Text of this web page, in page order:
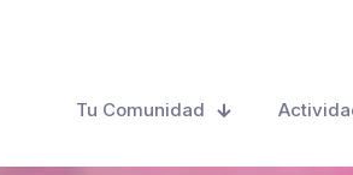
Tu Comunidad